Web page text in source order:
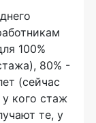
100%
80% -
(сейчас
у кого стаж
те, у